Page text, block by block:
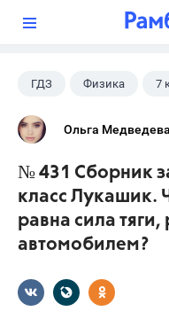
ГДЗ Физика 7
9 класс
Ольга Медведева
№ 431 Сборник
класс Лукашик.
равна сила
автомобилем?